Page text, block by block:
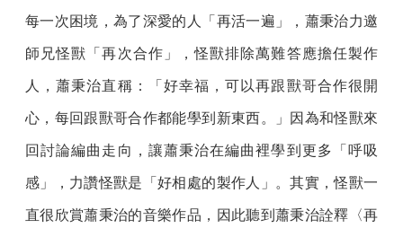
每一次困境，為了深愛的人「再活一遍」，蕭秉治力邀
師兄怪獸「再次合作」，怪獸排除萬難答應擔任製作
人，蕭秉治直稱：「好幸福，可以再跟獸哥合作很開
心，每回跟獸哥合作都能學到新東西。」因為和怪獸來
回討論編曲走向，讓蕭秉治在編曲裡學到更多「呼吸
感」，力讚怪獸是「好相處的製作人」。其實，怪獸一
直很欣賞蕭秉治的音樂作品，因此聽到蕭秉治詮釋〈再